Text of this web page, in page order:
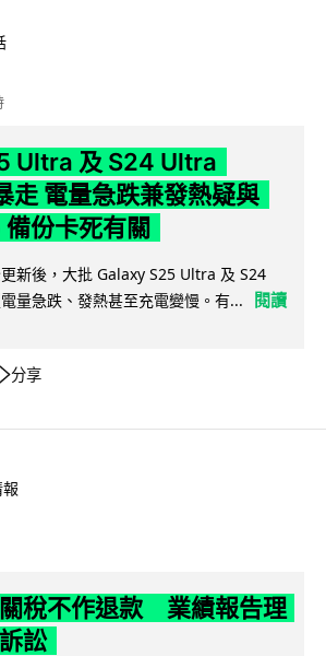
Ultra 及 S24 Ultra
走 電量急跌兼發熱疑與
份卡死有關
新後，大批 Galaxy S25 Ultra 及 S24
量急跌、發熱甚至充電變慢。有...
閱讀
分享
稅不作退款 業績報告理
訟